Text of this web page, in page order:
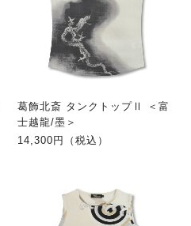
葛飾北斎 タンクトップⅡ ＜富
士越龍/墨＞
14,300円（税込）